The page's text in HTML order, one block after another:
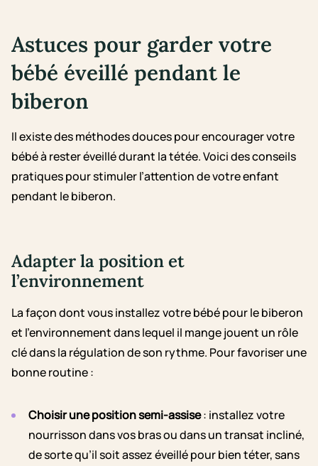
Astuces pour garder votre
bébé éveillé pendant le
biberon
Il existe des méthodes douces pour encourager votre
bébé à rester éveillé durant la tétée. Voici des conseils
pratiques pour stimuler l’attention de votre enfant
pendant le biberon.
Adapter la position et
l’environnement
La façon dont vous installez votre bébé pour le biberon
et l’environnement dans lequel il mange jouent un rôle
clé dans la régulation de son rythme. Pour favoriser une
bonne routine :
Choisir une position semi-assise: installez votre
nourrisson dans vos bras ou dans un transat incliné,
de sorte qu’il soit assez éveillé pour bien téter, sans